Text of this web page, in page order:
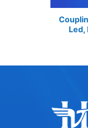
Led,